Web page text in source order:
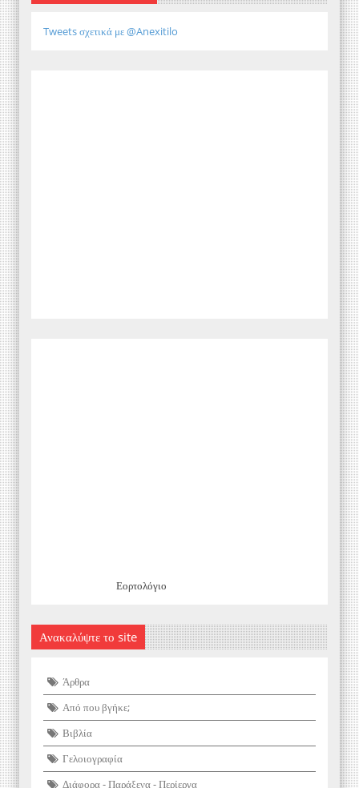
Tweets σχετικά με @Anexitilo
Εορτολόγιο
Ανακαλύψτε το site
Άρθρα
Από που βγήκε;
Βιβλία
Γελοιογραφία
Διάφορα - Παράξενα - Περίεργα